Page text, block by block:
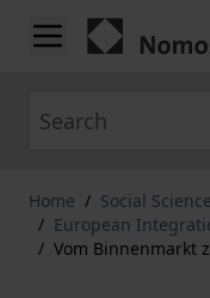
Skip to Content
Home / Social
/ European
/ Vom Binnenmarkt